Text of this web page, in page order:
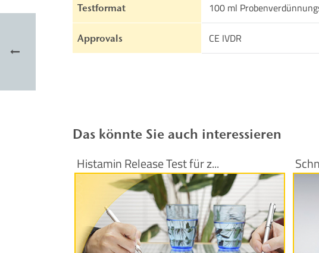
Testformat 100 ml
Approvals CE IVDR
Das könnte Sie auch interessieren
Histamin Release Test für z...
Produktinformationen